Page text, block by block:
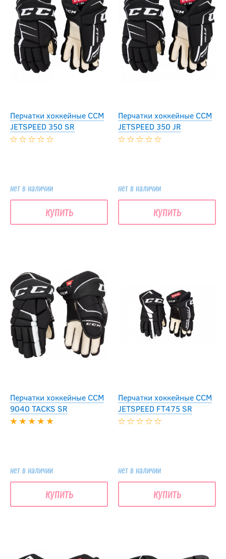
Перчатки хоккейные CCM
JETSPEED 350 SR
нет в наличии
купить
Перчатки хоккейные CCM
JETSPEED 350 JR
нет в наличии
купить
Перчатки хоккейные CCM
9040 TACKS SR
нет в наличии
купить
Перчатки хоккейные CCM
JETSPEED FT475 SR
нет в наличии
купить